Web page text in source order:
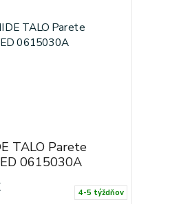
TALO Parete
0615030A
4-5 týždňov